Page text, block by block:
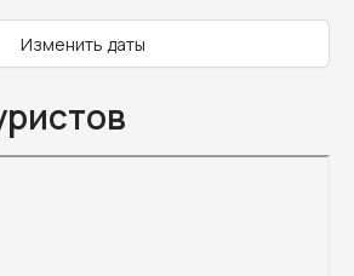
Изменить даты